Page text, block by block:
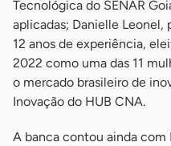
Tecnológica do SENAR
aplicadas; Danielle Leonel,
12 anos de experiência,
2022 como uma das 11
o mercado brasileiro de
Inovação do HUB CNA.
A banca contou ainda com